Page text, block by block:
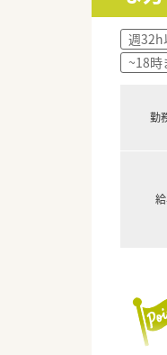
週32h
~18時
勤